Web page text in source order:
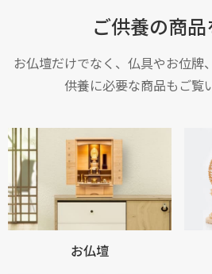
お買い物を続ける
ご供養の商
お仏壇だけでなく、仏具やお位牌
供養に必要な商品もご覧
お仏壇